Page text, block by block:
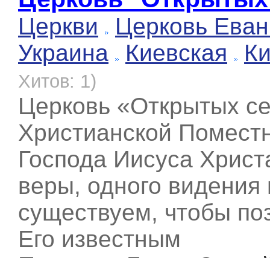
Церкви
Церковь
Украина
Киевская
Хитов: 1)
Церковь «Открытых
Христианской
Господа Иисуса
веры, одного
существуем, чтобы
Его известным